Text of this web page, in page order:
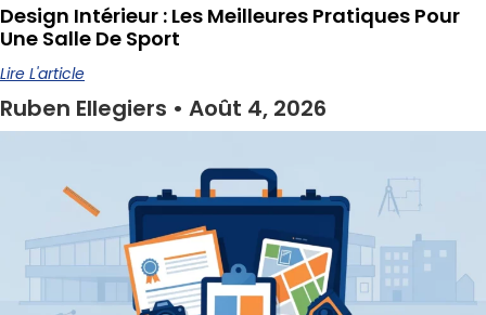
Design Intérieur : Les Meilleures Pratiques Pour
Une Salle De Sport
Lire L'article
Ruben Ellegiers Août 4, 2026